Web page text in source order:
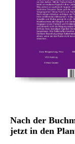
Nach der
jetzt in den